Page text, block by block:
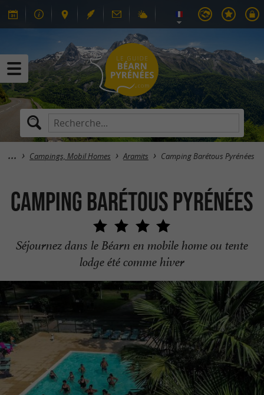
Campings, Mobil Homes Aramits Camping Barétous Pyrénées
Camping Barétous Pyrénées
Séjournez dans le Béarn en mobile home ou tente
lodge été comme hiver